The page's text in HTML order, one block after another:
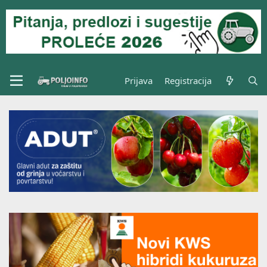
Prijava Registracija